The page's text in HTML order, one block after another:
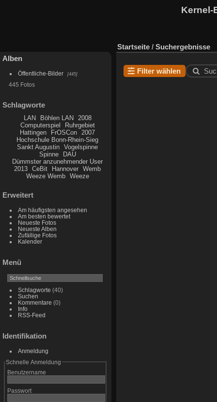
Kernel-
Alben
Öffentliche-Bilder 445
445 Fotos
Schlagworte
LAN Böhlen LAN
2008
Computerspiel
Ruhrgebiet
Hattingen
FrOSCon
2007
Hochschule Bonn-Rhein-Sieg
Sankt Augustin
Vogelspinne
Spinne
DAU
Dümmster anzunehmender User
2013
CeBit Hannover
Wemb
Weeze Wemb
Weeze
Erweitert
Am häufigsten angesehen
Am besten bewertet
Neueste Fotos
Neueste Alben
Zufällige Fotos
Kalender
Menü
Schlagworte (40)
Suchen
Kommentare (0)
Info
RSS-Feed
Identifikation
Anmeldung
Schnelle Anmeldung
Benutzername
Passwort
Startseite / Suchergebnisse
Filter wählen